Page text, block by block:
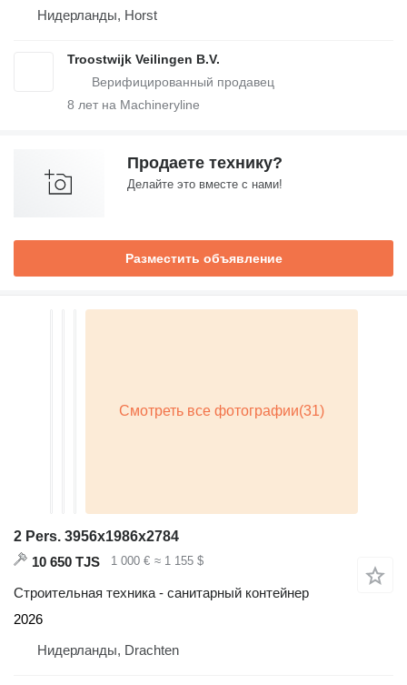
Нидерланды, Horst
Troostwijk Veilingen B.V.
8 лет на Machineryline
Продаете технику?
Делайте это вместе с нами!
Разместить объявление
2 Pers. 3956x1986x2784
10 650 TJS
1 000 € ≈ 1 155 $
Строительная техника - санитарный контейнер
2026
Нидерланды, Drachten